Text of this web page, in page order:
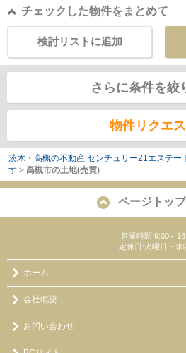
チェックした物件をまとめて
検討リストに追加
さらに条件を絞
物件リクエ
茨木・高槻の不動産|センチュリー21エステー
す > 高槻市の土地(売買)
ページトッ
営業時間:9:00～
定休日:火曜日・水
ホーム
会社概要
お問い合わせ